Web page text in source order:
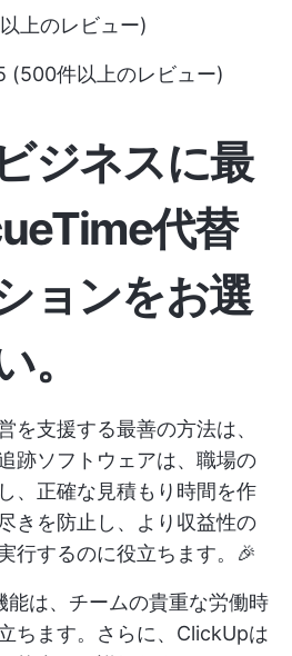
上のレビュー)
(500件以上のレビュー)
ジネスに最
代替
ョンをお選
。
を支援する最善の方法は、
跡ソフトウェアは、職場の
、正確な見積もり時間を作
きを防止し、より収益性の
行するのに役立ちます。🎉
は、チームの貴重な労働時
ちます。さらに、ClickUpは